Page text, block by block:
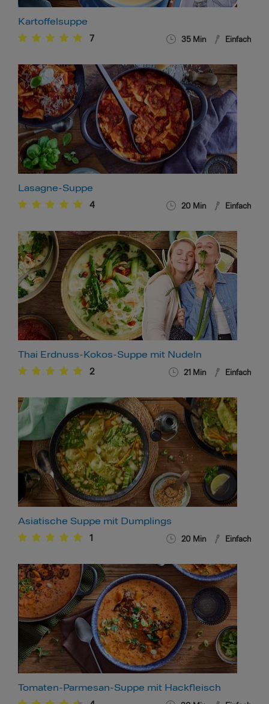
Kartoffelsuppe
7 35 Min Einfach
Lasagne-Suppe
4 20 Min Einfach
Thai Erdnuss-Kokos-Suppe mit Nudeln
2 21 Min Einfach
Asiatische Suppe mit Dumplings
1 20 Min Einfach
Tomaten-Parmesan-Suppe mit Hackfleisch